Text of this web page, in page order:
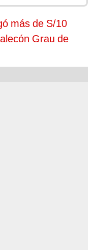
más de S/10
Grau de